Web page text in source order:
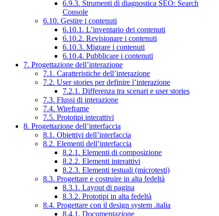
6.9.3. Strumenti di diagnostica SEO: Search
Console
6.10. Gestire i contenuti
6.10.1. L’inventario dei contenuti
6.10.2. Revisionare i contenuti
6.10.3. Migrare i contenuti
6.10.4. Pubblicare i contenuti
7. Progettazione dell’interazione
7.1. Caratteristiche dell’interazione
7.2. User stories per definire l’interazione
7.2.1. Differenza tra scenari e user stories
7.3. Flussi di interazione
7.4. Wireframe
7.5. Prototipi interattivi
8. Progettazione dell’interfaccia
8.1. Obiettivi dell’interfaccia
8.2. Elementi dell’interfaccia
8.2.1. Elementi di composizione
8.2.2. Elementi interattivi
8.2.3. Elementi testuali (microtesti)
8.3. Progettare e costruire in alta fedeltà
8.3.1. Layout di pagina
8.3.2. Prototipi in alta fedeltà
8.4. Progettare con il design system .italia
8.4.1. Documentazione